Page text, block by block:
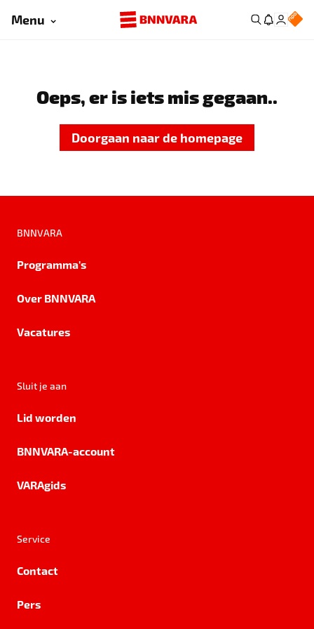
Menu
Oeps, er is iets mis gegaan..
Doorgaan naar de homepage
BNNVARA
Programma's
Over BNNVARA
Vacatures
Sluit je aan
Lid worden
BNNVARA-account
VARAgids
Service
Contact
Pers